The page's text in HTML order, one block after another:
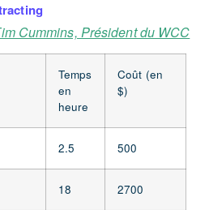
Cummins, Président du WCC
Temps
en
heure
Coût (en
$)
2.5 500
18 2700